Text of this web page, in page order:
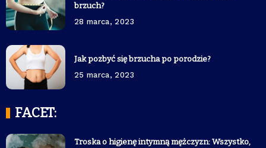
brzuch?
28 marca, 2023
Jak pozbyć się brzucha po porodzie?
25 marca, 2023
FACET:
Troska o higienę intymną mężczyzn: Wszystko,